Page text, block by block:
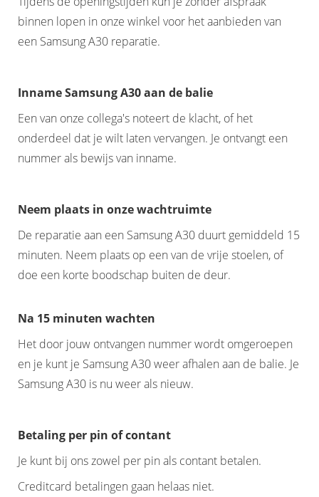
binnen lopen in onze winkel voor het aanbieden van
een Samsung A30 reparatie.
Inname Samsung A30 aan de balie
Een van onze collega's noteert de klacht, of het
onderdeel dat je wilt laten vervangen. Je ontvangt een
nummer als bewijs van inname.
Neem plaats in onze wachtruimte
De reparatie aan een Samsung A30 duurt gemiddeld 15
minuten. Neem plaats op een van de vrije stoelen, of
doe een korte boodschap buiten de deur.
Na 15 minuten wachten
Het door jouw ontvangen nummer wordt omgeroepen
en je kunt je Samsung A30 weer afhalen aan de balie. Je
Samsung A30 is nu weer als nieuw.
Betaling per pin of contant
Je kunt bij ons zowel per pin als contant betalen.
Creditcard betalingen gaan helaas niet.